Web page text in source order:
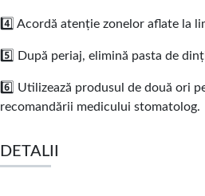
4️⃣ Acordă atenție zonelor aflate la
5️⃣ După periaj, elimină pasta de
6️⃣ Utilizează produsul de două ori
recomandării medicului stomatolog.
DETALII